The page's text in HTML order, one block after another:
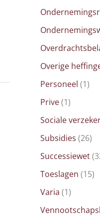
Overige
Personeel (1)
Prive(1)
Sociale
Subsidies (26)
Successiewet
Toeslagen (15)
Varia (1)